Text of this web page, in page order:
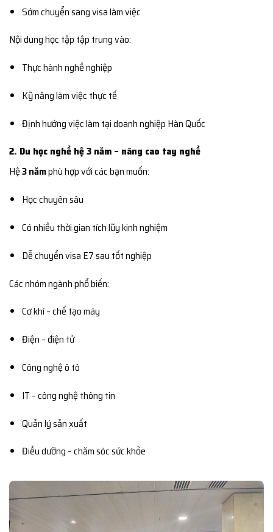
Sớm chuyển sang visa làm việc
Nội dung học tập tập trung vào:
Thực hành nghề nghiệp
Kỹ năng làm việc thực tế
Định hướng việc làm tại doanh nghiệp Hàn Quốc
2. Du học nghề hệ 3 năm – nâng cao tay nghề
Hệ3 nămphù hợp với các bạn muốn:
Học chuyên sâu
Có nhiều thời gian tích lũy kinh nghiệm
Dễ chuyển visa E7 sau tốt nghiệp
Các nhóm ngành phổ biến:
Cơ khí – chế tạo máy
Điện – điện tử
Công nghệ ô tô
IT – công nghệ thông tin
Quản lý sản xuất
Điều dưỡng – chăm sóc sức khỏe